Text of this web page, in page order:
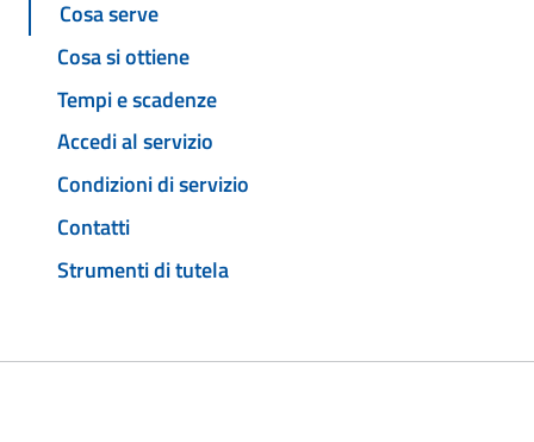
Cosa serve
Cosa si ottiene
Tempi e scadenze
Accedi al servizio
Condizioni di servizio
Contatti
Strumenti di tutela